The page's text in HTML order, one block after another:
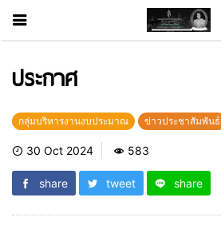
ประกาศ
กลุ่มบริหารงานงบประมาณ ข่าวประชาสัมพันธ์
30 Oct 2024 583
share tweet share